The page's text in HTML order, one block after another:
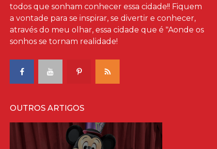
todos que sonham conhecer essa cidade!! Fiquem
a vontade para se inspirar, se divertir e conhecer,
através do meu olhar, essa cidade que é "Aonde os
sonhos se tornam realidade!
OUTROS ARTIGOS